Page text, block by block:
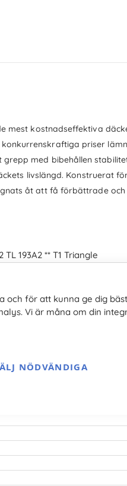
och för att kunna ge dig
Vi är måna om din
NÖDVÄNDIGA
mest kostnadseffektiva
priser
med bibehållen
livslängd. Konstruerat
åt att få förbättrade och
TL 193A2 ** T1 Triangle